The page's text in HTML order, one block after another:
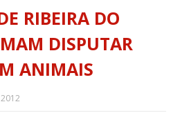
RIBEIRA DO
DISPUTAR
ANIMAIS